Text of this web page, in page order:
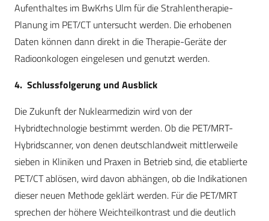
Aufenthaltes im BwKrhs Ulm für die Strahlentherapie-
Planung im PET/CT untersucht werden. Die erhobenen
Daten können dann direkt in die Therapie-Geräte der
Radioonkologen eingelesen und genutzt werden.
4. Schlussfolgerung und Ausblick
Die Zukunft der Nuklearmedizin wird von der
Hybridtechnologie bestimmt werden. Ob die PET/MRT-
Hybridscanner, von denen deutschlandweit mittlerweile
sieben in Kliniken und Praxen in Betrieb sind, die etablierte
PET/CT ablösen, wird davon abhängen, ob die Indikationen
dieser neuen Methode geklärt werden. Für die PET/MRT
sprechen der höhere Weichteilkontrast und die deutlich